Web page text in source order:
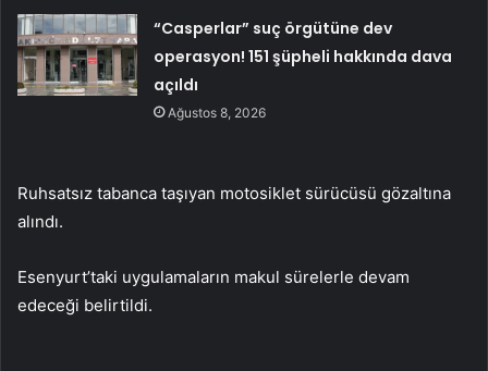
“Casperlar” suç örgütüne dev
operasyon! 151 şüpheli hakkında dava
açıldı
Ağustos 8, 2026
Ruhsatsız tabanca taşıyan motosiklet sürücüsü gözaltına
alındı.
Esenyurt’taki uygulamaların makul sürelerle devam
edeceği belirtildi.